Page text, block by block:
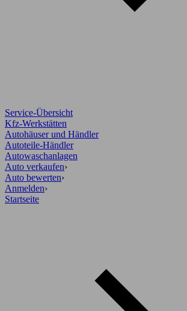
Service-Übersicht
Kfz-Werkstätten
Autohäuser und Händler
Autoteile-Händler
Autowaschanlagen
Auto verkaufen›
Auto bewerten›
Anmelden›
Startseite